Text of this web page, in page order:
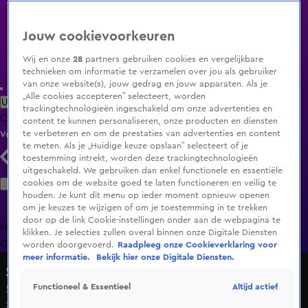
Uitzending Gemist Populaire programma's Zenders Genres
ClipsFilmsRadioSmart TV inlogShop
Volg KIJK
Zoeken
HomeUitzending Gemist Programma's De Bondgenoten
OranjezomerLivestreamsShop
Stegeman op de Bres
Seizoen 8, aflevering 3
22 jan 2023, 21:52
Jouw cookievoorkeuren
Wij en onze28 partners gebruiken cookies en vergelijkbare
technieken om informatie te verzamelen over jou als gebruiker
van onze website(s), jouw gedrag en jouw apparaten. Als je
„Alle cookies accepteren” selecteert, worden
trackingtechnologieën ingeschakeld om onze advertenties en
content te kunnen personaliseren, onze producten en diensten
te verbeteren en om de prestaties van advertenties en content
te meten. Als je „Huidige keuze opslaan” selecteert of je
toestemming intrekt, worden deze trackingtechnologieën
uitgeschakeld. We gebruiken dan enkel functionele en essentiële
cookies om de website goed te laten functioneren en veilig te
houden. Je kunt dit menu op ieder moment opnieuw openen
om je keuzes te wijzigen of om je toestemming in te trekken
door op de link Cookie-instellingen onder aan de webpagina te
klikken. Je selecties zullen overal binnen onze Digitale Diensten
worden doorgevoerd.
Raadpleeg onze Cookieverklaring voor
meer informatie.
Bekijk hier onze Digitale Diensten.
Functioneel & Essentieel Altijd actief